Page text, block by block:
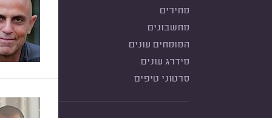
מחירים
מחשבונים
המומחים עונים
מידרג עונים
סרטוני טיפים